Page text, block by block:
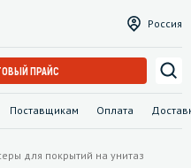
Поставщикам Оплата
Россия
ПРАЙС
для покрытий на унитаз